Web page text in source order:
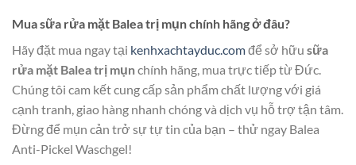
Mua sữa rửa mặt Balea trị mụn chính hãng ở đâu?
Hãy đặt mua ngay tại kenhxachtayduc.comđể sở hữu sữa
rửa mặt Balea trị mụnchính hãng, mua trực tiếp từ Đức.
Chúng tôi cam kết cung cấp sản phẩm chất lượng với giá
cạnh tranh, giao hàng nhanh chóng và dịch vụ hỗ trợ tận tâm.
Đừng để mụn cản trở sự tự tin của bạn – thử ngay Balea
Anti-Pickel Waschgel!